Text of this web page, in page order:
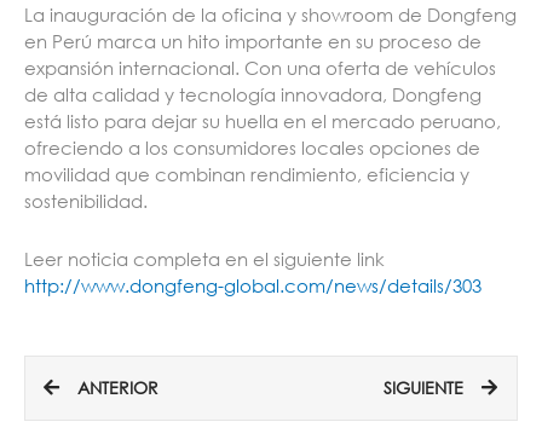
La inauguración de la oficina y showroom de Dongfeng
en Perú marca un hito importante en su proceso de
expansión internacional. Con una oferta de vehículos
de alta calidad y tecnología innovadora, Dongfeng
está listo para dejar su huella en el mercado peruano,
ofreciendo a los consumidores locales opciones de
movilidad que combinan rendimiento, eficiencia y
sostenibilidad.
Leer noticia completa en el siguiente link
http://www.dongfeng-global.com/news/details/303
ANTERIOR SIGUIENTE